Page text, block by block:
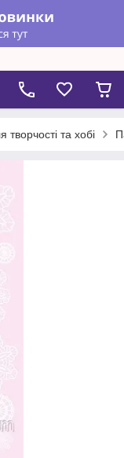
творчості та хобі